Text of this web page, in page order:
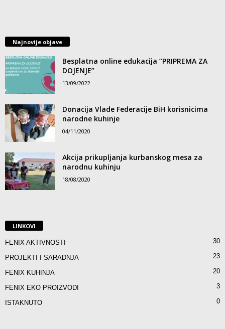
Najnovije objave
Besplatna online edukacija ”PRIPREMA ZA
DOJENJE”
13/09/2022
Donacija Vlade Federacije BiH korisnicima
narodne kuhinje
04/11/2020
Akcija prikupljanja kurbanskog mesa za
narodnu kuhinju
18/08/2020
LINKOVI
FENIX AKTIVNOSTI 30
PROJEKTI I SARADNJA 23
FENIX KUHINJA 20
FENIX EKO PROIZVODI 3
ISTAKNUTO 0